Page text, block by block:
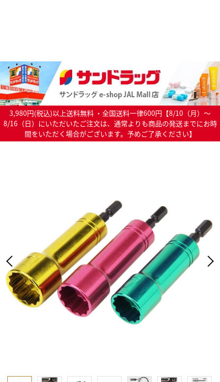
3,980円(税込)以上送料無料 ・全国送料一律600円【8/10（月）～
8/16（日）にいただいたご注文は、通常よりも商品の発送までにお時
間をいただく場合がございます。予めご了承ください】